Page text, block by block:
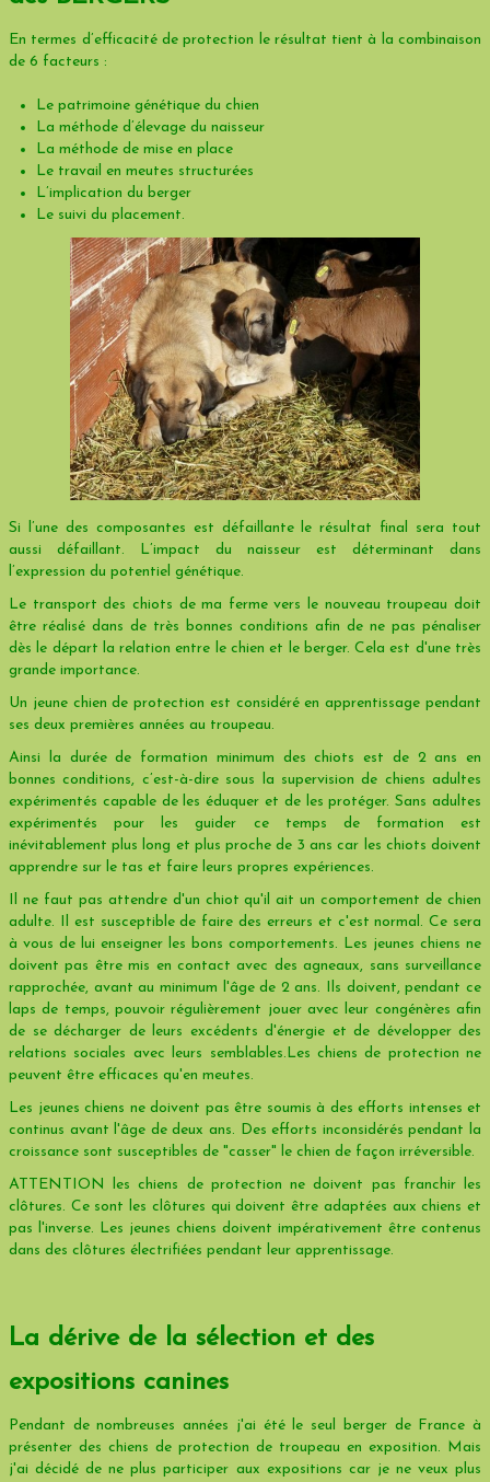
En termes d’efficacité de protection le résultat tient à la combinaison
de 6 facteurs :
Le patrimoine génétique du chien
La méthode d’élevage du naisseur
La méthode de mise en place
Le travail en meutes structurées
L’implication du berger
Le suivi du placement.
Si l’une des composantes est défaillante le résultat final sera tout
aussi défaillant. L’impact du naisseur est déterminant dans
l’expression du potentiel génétique.
Le transport des chiots de ma ferme vers le nouveau troupeau doit
être réalisé dans de très bonnes conditions afin de ne pas pénaliser
dès le départ la relation entre le chien et le berger. Cela est d'une très
grande importance.
Un jeune chien de protection est considéré en apprentissage pendant
ses deux premières années au troupeau.
Ainsi la durée de formation minimum des chiots est de 2 ans en
bonnes conditions, c’est-à-dire sous la supervision de chiens adultes
expérimentés capable de les éduquer et de les protéger. Sans adultes
expérimentés pour les guider ce temps de formation est
inévitablement plus long et plus proche de 3 ans car les chiots doivent
apprendre sur le tas et faire leurs propres expériences.
Il ne faut pas attendre d'un chiot qu'il ait un comportement de chien
adulte. Il est susceptible de faire des erreurs et c'est normal. Ce sera
à vous de lui enseigner les bons comportements. Les jeunes chiens ne
doivent pas être mis en contact avec des agneaux, sans surveillance
rapprochée, avant au minimum l'âge de 2 ans. Ils doivent, pendant ce
laps de temps, pouvoir régulièrement jouer avec leur congénères afin
de se décharger de leurs excédents d'énergie et de développer des
relations sociales avec leurs semblables.Les chiens de protection ne
peuvent être efficaces qu'en meutes.
Les jeunes chiens ne doivent pas être soumis à des efforts intenses et
continus avant l'âge de deux ans. Des efforts inconsidérés pendant la
croissance sont susceptibles de "casser" le chien de façon irréversible.
ATTENTION les chiens de protection ne doivent pas franchir les
clôtures. Ce sont les clôtures qui doivent être adaptées aux chiens et
pas l'inverse. Les jeunes chiens doivent impérativement être contenus
dans des clôtures électrifiées pendant leur apprentissage.
La dérive de la sélection et des
expositions canines
Pendant de nombreuses années j'ai été le seul berger de France à
présenter des chiens de protection de troupeau en exposition. Mais
j'ai décidé de ne plus participer aux expositions car je ne veux plus